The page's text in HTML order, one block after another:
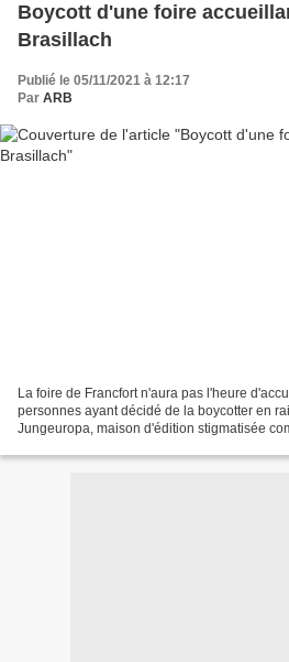
Boycott d'une foire
Brasillach
Publié le 05/11/2021 à 12:17
Par ARB
La foire de Francfort n'aura pas l'heure
personnes ayant décidé de la boycotter en
Jungeuropa, maison d'édition stigmatisée